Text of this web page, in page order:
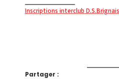
Inscriptions interclub
Partager :